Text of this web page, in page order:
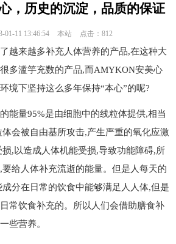
，历史的沉淀，品质的保证
01-11 13:46:54 本站 点击：812
越来越多补充人体营养的产品,在这种大
多滥竽充数的产品,而AMYKON安美心
境下坚持这么多年保持“本心”的呢?
能量95%是由细胞中的线粒体提供,相当
会被自由基所攻击,产生严重的氧化应激
,以造成人体机能受损,导致功能障碍,所
给人体补充流逝的能量。但是人每天的
分在日常的饮食中能够满足人人体,但是
常饮食补充的。所以人们会借助膳食补
些营养。